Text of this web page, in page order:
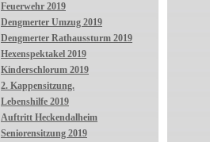
Feuerwehr 2019
Dengmerter Umzug 2019
Dengmerter Rathaussturm 2019
Hexenspektakel 2019
Kinderschlorum 2019
2. Kappensitzung.
Lebenshilfe 2019
Auftritt Heckendalheim
Seniorensitzung 2019